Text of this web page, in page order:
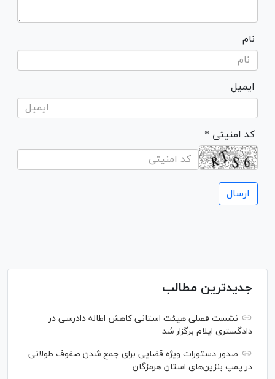
نام
ایمیل
* کد امنیتی
جدیدترین مطالب
نشست فصلی هیئت استانی کاهش اطاله دادرسی در
دادگستری ایلام برگزار شد
صدور دستورات ویژه قضایی برای جمع شدن صفوف طولانی
در پمپ بنزین‌های استان هرمزگان